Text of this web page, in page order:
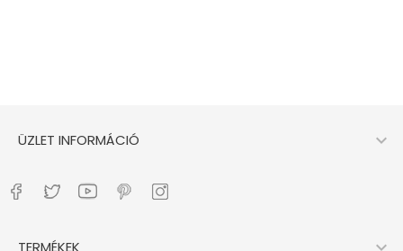
ÜZLET INFORMÁCIÓ 
TERMÉKEK